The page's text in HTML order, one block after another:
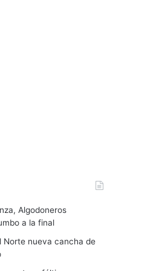
Algodoneros
a la final
Norte nueva cancha de